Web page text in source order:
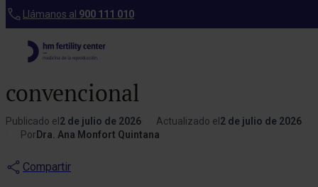
Llámanos al 900 111 010
Blog
FIV en ciclo natural y
MiniFIV: alternativas a la FIV
convencional
Publicado el 2 de julio de 2026 Actualizado el 2 de julio de 2026
Por Dra. Ana Monfort Quintana
Compartir